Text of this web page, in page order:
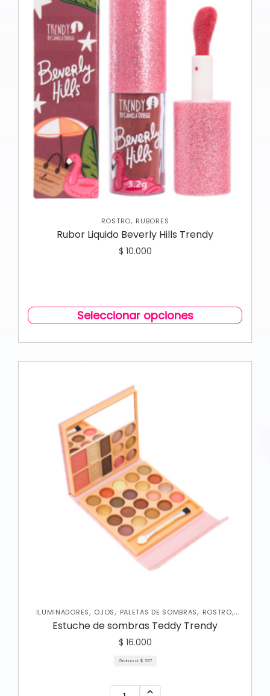
ROSTRO, RUBORES
Rubor Liquido Beverly Hills Trendy
$ 10.000
Seleccionar opciones
ILUMINADORES, OJOS, PALETAS DE SOMBRAS, ROSTRO,
RUBORES
Estuche de sombras Teddy Trendy
$ 16.000
Gramo a: $ 327